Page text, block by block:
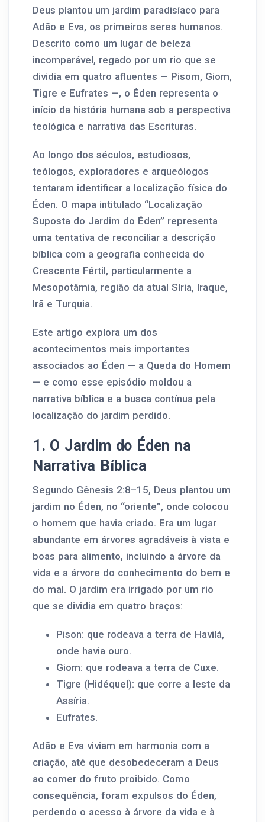
Deus plantou um jardim paradisíaco para
Adão e Eva, os primeiros seres humanos.
Descrito como um lugar de beleza
incomparável, regado por um rio que se
dividia em quatro afluentes — Pisom, Giom,
Tigre e Eufrates —, o Éden representa o
início da história humana sob a perspectiva
teológica e narrativa das Escrituras.
Ao longo dos séculos, estudiosos,
teólogos, exploradores e arqueólogos
tentaram identificar a localização física do
Éden. O mapa intitulado “Localização
Suposta do Jardim do Éden” representa
uma tentativa de reconciliar a descrição
bíblica com a geografia conhecida do
Crescente Fértil, particularmente a
Mesopotâmia, região da atual Síria, Iraque,
Irã e Turquia.
Este artigo explora um dos
acontecimentos mais importantes
associados ao Éden — a Queda do Homem
— e como esse episódio moldou a
narrativa bíblica e a busca contínua pela
localização do jardim perdido.
1. O Jardim do Éden na
Narrativa Bíblica
Segundo Gênesis 2:8–15, Deus plantou um
jardim no Éden, no “oriente”, onde colocou
o homem que havia criado. Era um lugar
abundante em árvores agradáveis à vista e
boas para alimento, incluindo a árvore da
vida e a árvore do conhecimento do bem e
do mal. O jardim era irrigado por um rio
que se dividia em quatro braços:
Pison: que rodeava a terra de Havilá,
onde havia ouro.
Giom: que rodeava a terra de Cuxe.
Tigre (Hidéquel): que corre a leste da
Assíria.
Eufrates.
Adão e Eva viviam em harmonia com a
criação, até que desobedeceram a Deus
ao comer do fruto proibido. Como
consequência, foram expulsos do Éden,
perdendo o acesso à árvore da vida e à